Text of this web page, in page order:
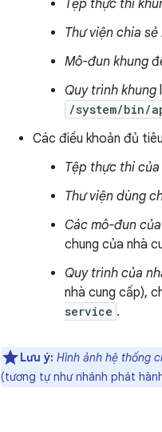
Tệp thực thi
Thư viện chia sẻ
Mô-đun khung
Quy trình khung
/system/bin/
Các điều khoản đủ
Tệp thực thi
Thư viện dùng
Các mô-đun
chung của nhà
Quy trình của
nhà cung cấp),
service .
Lưu ý: Hình ảnh hệ thống
(tương tự như nhánh phát